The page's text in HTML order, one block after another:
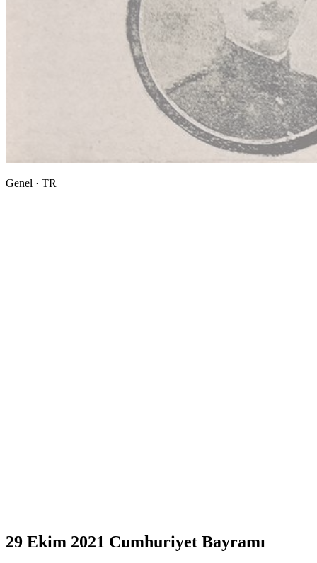
Genel · TR
29 Ekim 2021 Cumhuriyet Bayramı